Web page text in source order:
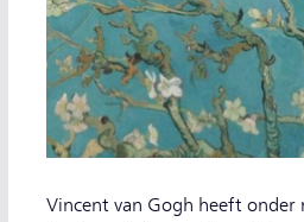
Vincent van Gogh heeft onder